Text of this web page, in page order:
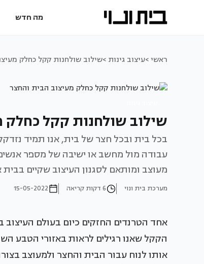
מה חדש
ראשי >עיצוב גינות >שילוב שולחנות קקל כחלק
שילוב שולחנות קקל כחלק
בכל בית ובכל חצר של בית, אנו תמיד
עבודה מול מחשב או ישיבה של מספר
מעוצב ומותאם לסגנון העיצוב שקיים
מערכת בית ונוי 6 דקות קריאה 15-05-2022
אחד הטרנדים החזקים כיום בעולם
הקקל שאנו רגילים לראות באזורי הטבע
אותו לנוח עבור הבית והחצר ולמעוצב